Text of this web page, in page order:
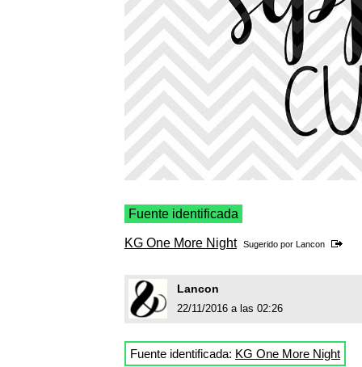
Fuente identificada
KG One More Night Sugerido por Lancon
Lancon
22/11/2016 a las 02:26
Fuente identificada: KG One More Night